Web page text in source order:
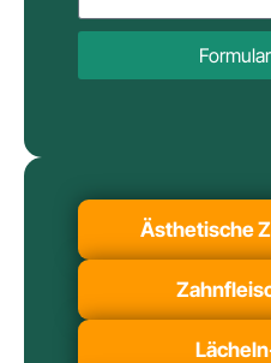
Ästhetische